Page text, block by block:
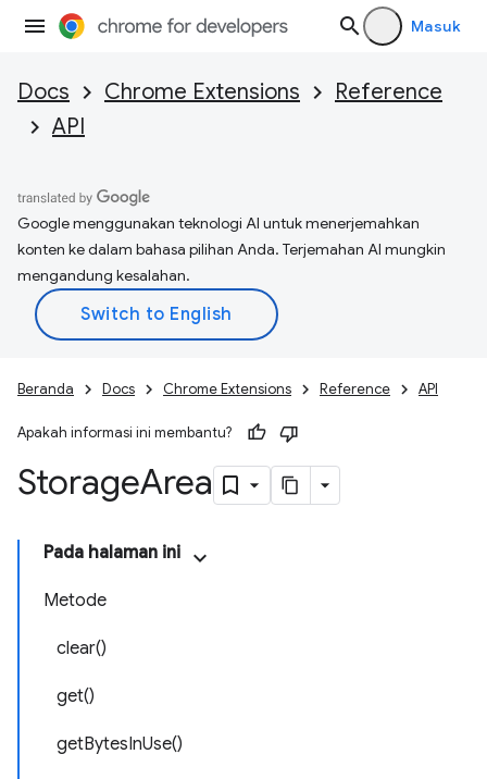
Masuk
Docs Chrome Extensions
Reference
API
Google menggunakan teknologi AI untuk menerjemahkan
konten ke dalam bahasa pilihan Anda. Terjemahan AI mungkin
mengandung kesalahan.
Beranda Docs Chrome Extensions Reference API
Apakah informasi ini membantu?
StorageArea
Pada halaman ini
Metode
clear()
get()
getBytesInUse()